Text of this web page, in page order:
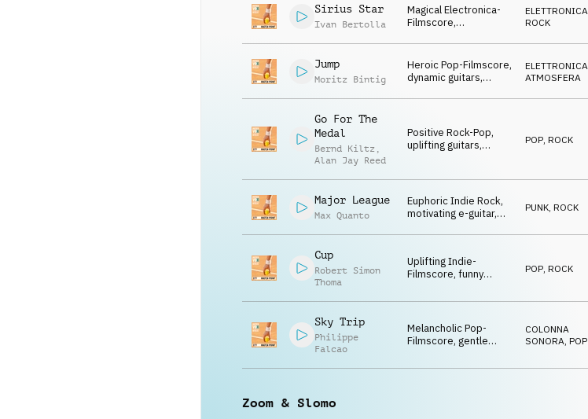
Sirius Star
Ivan Bertolla
Magical Electronica-
Filmscore,
pads, motivating atmo
ELETTRONICA
ROCK
Jump
Moritz Bintig
Heroic Pop-Filmscore,
dynamic guitars,
day
ELETTRONICA
ATMOSFERA
Go For The
Medal
Bernd Kiltz ,
Alan Jay Reed
Positive Rock-Pop,
uplifting guitars,
POP ROCK
Major League
Max Quanto
Euphoric Indie Rock,
motivating e-guitar,
atmo
PUNK, ROCK
Cup
Robert Simon
Thoma
Uplifting Indie-
Filmscore, funny
epic atmo
POP ROCK
Sky Trip
Philippe
Falcao
Melancholic Pop-
Filmscore, gentle
drums, dramatic
COLONNA
SONORA, POP
Zoom & Slomo